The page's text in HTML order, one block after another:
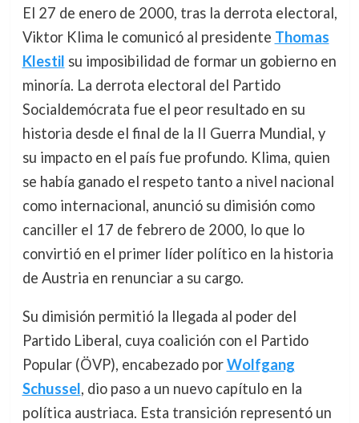
El 27 de enero de 2000, tras la derrota electoral,
Viktor Klima le comunicó al presidente Thomas
Klestil su imposibilidad de formar un gobierno en
minoría. La derrota electoral del Partido
Socialdemócrata fue el peor resultado en su
historia desde el final de la II Guerra Mundial, y
su impacto en el país fue profundo. Klima, quien
se había ganado el respeto tanto a nivel nacional
como internacional, anunció su dimisión como
canciller el 17 de febrero de 2000, lo que lo
convirtió en el primer líder político en la historia
de Austria en renunciar a su cargo.
Su dimisión permitió la llegada al poder del
Partido Liberal, cuya coalición con el Partido
Popular (ÖVP), encabezado porWolfgang
Schussel, dio paso a un nuevo capítulo en la
política austriaca. Esta transición representó un